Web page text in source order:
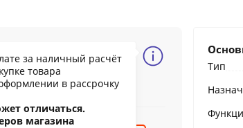
107.32
за наличный расчёт
товара
в рассрочку
отличаться.
магазина
цены
Тип